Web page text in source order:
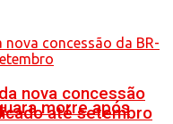
morre após
nova concessão
até setembro